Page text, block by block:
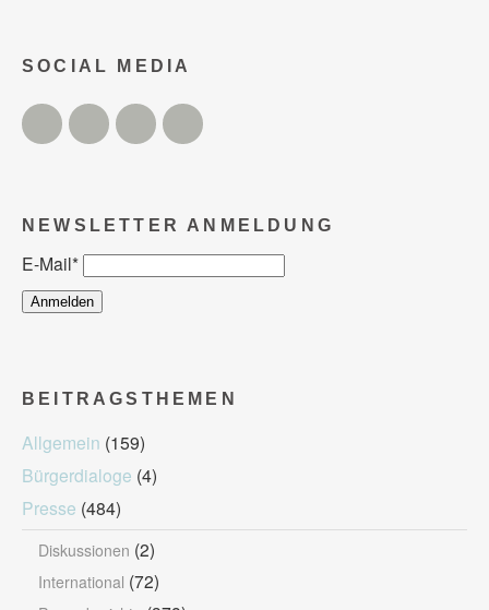
SOCIAL MEDIA
Twitter FacebookInstagram
NEWSLETTER ANMELDUNG
E-Mail*
BEITRAGSTHEMEN
Allgemein (159)
Bürgerdialoge (4)
Presse (484)
Diskussionen (2)
International (72)